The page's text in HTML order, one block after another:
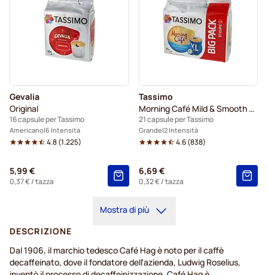
Gevalia
Original
16 capsule per Tassimo
Americano 6 Intensità
4.8(1.225)
5,99 €
0,37 €/ tazza
Tassimo
Morning Café Mild & Smooth XL
21 capsule per Tassimo
Grande 2 Intensità
4.6(838)
6,69 €
0,32 €/ tazza
Mostra di più
DESCRIZIONE
Dal 1906, il marchio tedesco Café Hag è noto per il caffè
decaffeinato, dove il fondatore dell'azienda, Ludwig Roselius,